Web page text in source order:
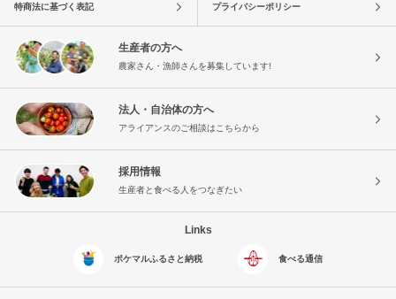
特商法に基づく表記 プライバシーポリシー
生産者の方へ
農家さん・漁師さんを募集しています!
法人・自治体の方へ
アライアンスのご相談はこちらから
採用情報
生産者と食べる人をつなぎたい
Links
ポケマルふるさと納税 食べる通信